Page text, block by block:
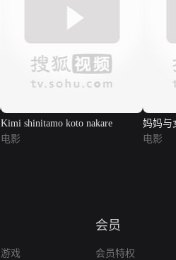
Kimi shinitamo koto nakare
电影
妈妈与
电影
游戏
会员
会员特权